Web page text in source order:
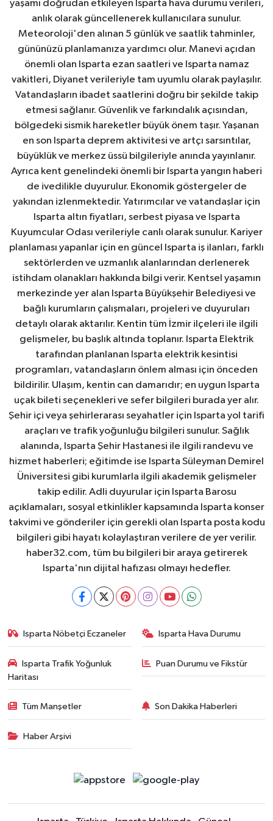
yaşamı doğrudan etkileyen Isparta hava durumu verileri,
anlık olarak güncellenerek kullanıcılara sunulur.
Meteoroloji'den alınan 5 günlük ve saatlik tahminler,
gününüzü planlamanıza yardımcı olur. Manevi açıdan
önemli olan Isparta ezan saatleri ve Isparta namaz
vakitleri, Diyanet verileriyle tam uyumlu olarak paylaşılır.
Vatandaşların ibadet saatlerini doğru bir şekilde takip
etmesi sağlanır. Güvenlik ve farkındalık açısından,
bölgedeki sismik hareketler büyük önem taşır. Yaşanan
en son Isparta deprem aktivitesi ve artçı sarsıntılar,
büyüklük ve merkez üssü bilgileriyle anında yayınlanır.
Ayrıca kent genelindeki önemli bir Isparta yangın haberi
de ivedilikle duyurulur. Ekonomik göstergeler de
yakından izlenmektedir. Yatırımcılar ve vatandaşlar için
Isparta altın fiyatları, serbest piyasa ve Isparta
Kuyumcular Odası verileriyle canlı olarak sunulur. Kariyer
planlaması yapanlar için en güncel Isparta iş ilanları, farklı
sektörlerden ve uzmanlık alanlarından derlenerek
istihdam olanakları hakkında bilgi verir. Kentsel yaşamın
merkezinde yer alan Isparta Büyükşehir Belediyesi ve
bağlı kurumların çalışmaları, projeleri ve duyuruları
detaylı olarak aktarılır. Kentin tüm İzmir ilçeleri ile ilgili
gelişmeler, bu başlık altında toplanır. Isparta Elektrik
tarafından planlanan Isparta elektrik kesintisi
programları, vatandaşların önlem alması için önceden
bildirilir. Ulaşım, kentin can damarıdır; en uygun Isparta
uçak bileti seçenekleri ve sefer bilgileri burada yer alır.
Şehir içi veya şehirlerarası seyahatler için Isparta yol tarifi
araçları ve trafik yoğunluğu bilgileri sunulur. Sağlık
alanında, Isparta Şehir Hastanesi ile ilgili randevu ve
hizmet haberleri; eğitimde ise Isparta Süleyman Demirel
Üniversitesi gibi kurumlarla ilgili akademik gelişmeler
takip edilir. Adli duyurular için Isparta Barosu
açıklamaları, sosyal etkinlikler kapsamında Isparta konser
takvimi ve gönderiler için gerekli olan Isparta posta kodu
bilgileri gibi hayatı kolaylaştıran verilere de yer verilir.
haber32.com, tüm bu bilgileri bir araya getirerek
Isparta'nın dijital hafızası olmayı hedefler.
Isparta Nöbetçi Eczaneler Isparta Hava Durumu
Isparta Trafik Yoğunluk
Haritası
Puan Durumu ve Fikstür
Tüm Manşetler Son Dakika Haberleri
Haber Arşivi